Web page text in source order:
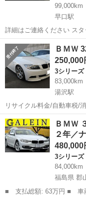
99,000km
早口駅
詳細はご連絡ください ス
す 内装年式相当です 下回
秋田 大館市
ＢＭＷ
250,000
3シリーズ
83,000km
湯沢駅
リサイクル料金/自動車税/消費
320I 内外装とも年式の割には
フロントバンパー Mスポ
秋田 湯沢市 湯沢駅
ＢＭＷ
２年／
480,000
3シリーズ
84,000km
福島県 郡
■ 支払総額: 63万円 ■ 車両本体価格： 480,000 円 ■ メーカー